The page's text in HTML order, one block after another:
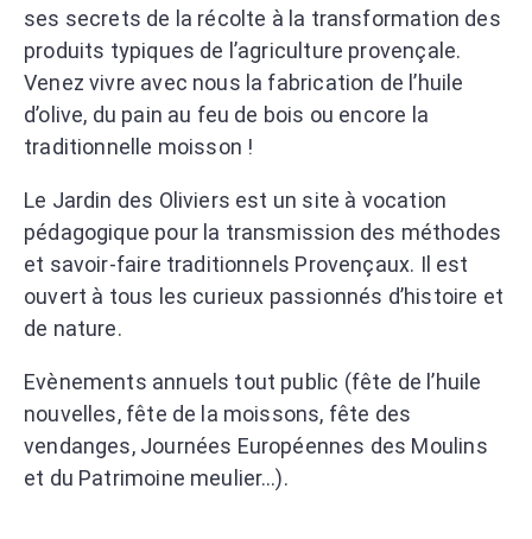
ses secrets de la récolte à la transformation des
produits typiques de l’agriculture provençale.
Venez vivre avec nous la fabrication de l’huile
d’olive, du pain au feu de bois ou encore la
traditionnelle moisson !
Le Jardin des Oliviers est un site à vocation
pédagogique pour la transmission des méthodes
et savoir-faire traditionnels Provençaux. Il est
ouvert à tous les curieux passionnés d’histoire et
de nature.
Evènements annuels tout public (fête de l’huile
nouvelles, fête de la moissons, fête des
vendanges, Journées Européennes des Moulins
et du Patrimoine meulier…).